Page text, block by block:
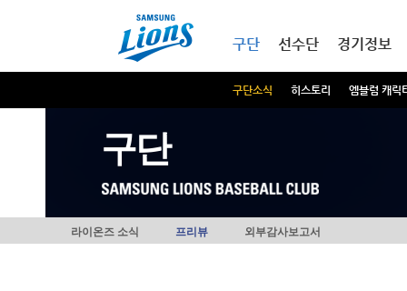
구단
구단소식 히스토리 엠블럼 캐릭
선수단 경기정보
구단
라이온즈 소식 프리뷰 외부감사보고서